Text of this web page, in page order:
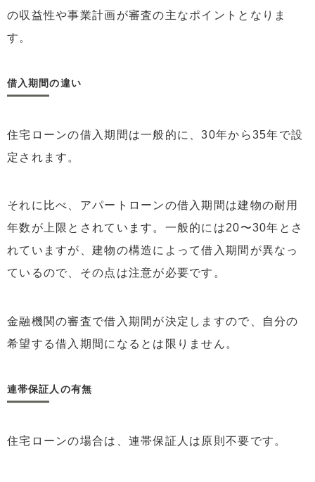
の収益性や事業計画が審査の主なポイントとなりま
す。
借入期間の違い
住宅ローンの借入期間は一般的に、30年から35年で設
定されます。
それに比べ、アパートローンの借入期間は建物の耐用
年数が上限とされています。一般的には20〜30年とさ
れていますが、建物の構造によって借入期間が異なっ
ているので、その点は注意が必要です。
金融機関の審査で借入期間が決定しますので、自分の
希望する借入期間になるとは限りません。
連帯保証人の有無
住宅ローンの場合は、連帯保証人は原則不要です。